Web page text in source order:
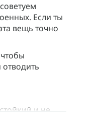
Если ты
вещь точно
и не
не
минуту.